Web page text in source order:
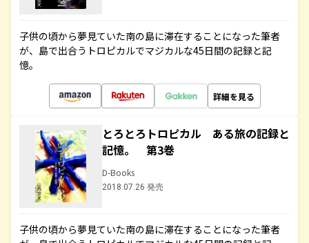
子供の頃から夢見ていた南の島に滞在することになった筆者
が、島で出合うトロピカルでマジカルな45日間の記録と記
憶。
詳細を見る
とろとろトロピカル ある旅の記録と
記憶。 第3巻
D-Books
2018.07.26 発売
子供の頃から夢見ていた南の島に滞在することになった筆者